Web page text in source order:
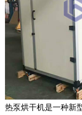
热泵烘干机是一种新